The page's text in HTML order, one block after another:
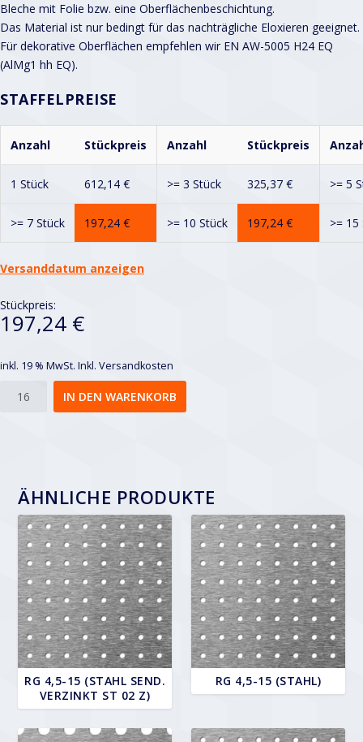
Bleche mit Folie bzw. eine Oberflächenbeschichtung.
Das Material ist nur bedingt für das nachträgliche Eloxieren geeignet.
Für dekorative Oberflächen empfehlen wir EN AW-5005 H24 EQ
(AlMg1 hh EQ).
STAFFELPREISE
Anzahl Stückpreis Anzahl Stückpreis
1 Stück 612,14 € >= 3 Stück 325,37 € >= 5
>= 7 Stück 197,24 € >= 10 Stück 197,24 € >= 15
Versanddatum anzeigen
Stückpreis:
197,24 €
inkl. 19 % MwSt. Inkl. Versandkosten
IN DEN WARENKORB
ÄHNLICHE PRODUKTE
RG 4,5-15 (STAHL SEND.
VERZINKT ST 02 Z)
RG 4,5-15 (STAHL)